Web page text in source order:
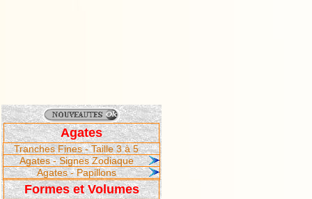
Agates
Tranches Fines - Taille 3 à 5
Agates - Signes Zodiaque
Agates - Papillons
Formes et Volumes